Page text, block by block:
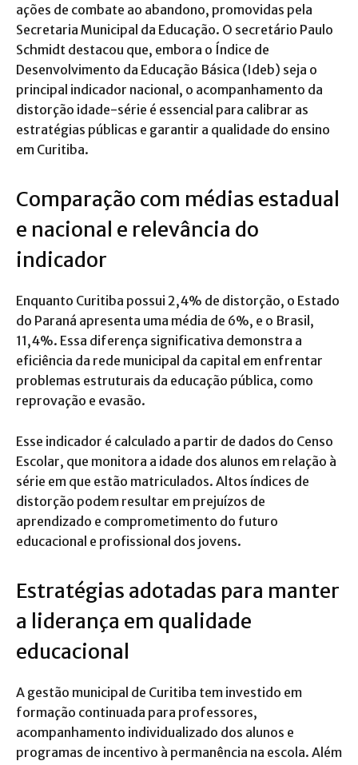
ações de combate ao abandono, promovidas pela
Secretaria Municipal da Educação. O secretário Paulo
Schmidt destacou que, embora o Índice de
Desenvolvimento da Educação Básica (Ideb) seja o
principal indicador nacional, o acompanhamento da
distorção idade-série é essencial para calibrar as
estratégias públicas e garantir a qualidade do ensino
em Curitiba.
Comparação com médias estadual
e nacional e relevância do
indicador
Enquanto Curitiba possui 2,4% de distorção, o Estado
do Paraná apresenta uma média de 6%, e o Brasil,
11,4%. Essa diferença significativa demonstra a
eficiência da rede municipal da capital em enfrentar
problemas estruturais da educação pública, como
reprovação e evasão.
Esse indicador é calculado a partir de dados do Censo
Escolar, que monitora a idade dos alunos em relação à
série em que estão matriculados. Altos índices de
distorção podem resultar em prejuízos de
aprendizado e comprometimento do futuro
educacional e profissional dos jovens.
Estratégias adotadas para manter
a liderança em qualidade
educacional
A gestão municipal de Curitiba tem investido em
formação continuada para professores,
acompanhamento individualizado dos alunos e
programas de incentivo à permanência na escola. Além